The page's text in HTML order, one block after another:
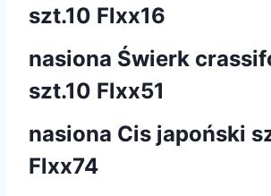
szt.10 Flxx16
nasiona Świerk
szt.10 Flxx51
nasiona Cis japoński
Flxx74